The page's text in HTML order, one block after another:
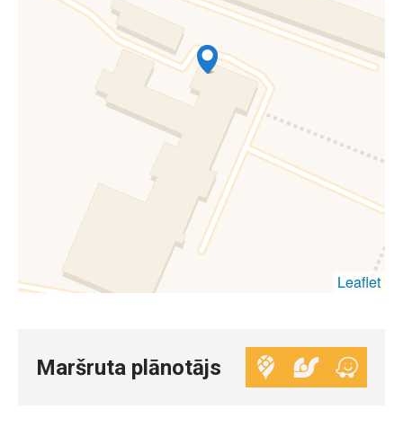
Leaflet
Maršruta plānotājs